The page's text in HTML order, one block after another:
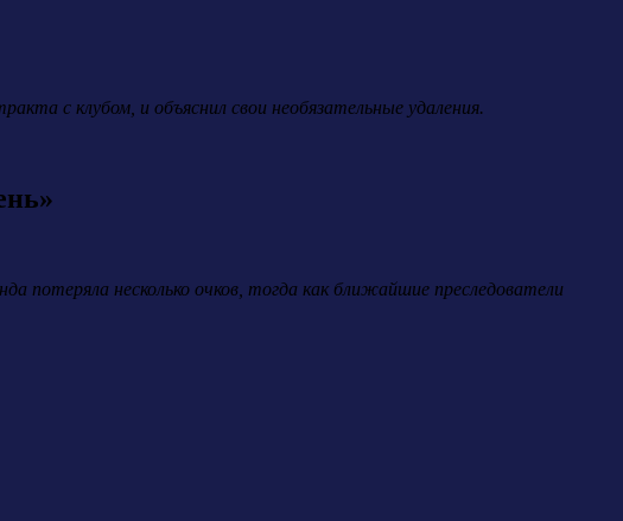
с клубом, и объяснил свои необязательные удаления.
потеряла несколько очков, тогда как ближайшие преследователи